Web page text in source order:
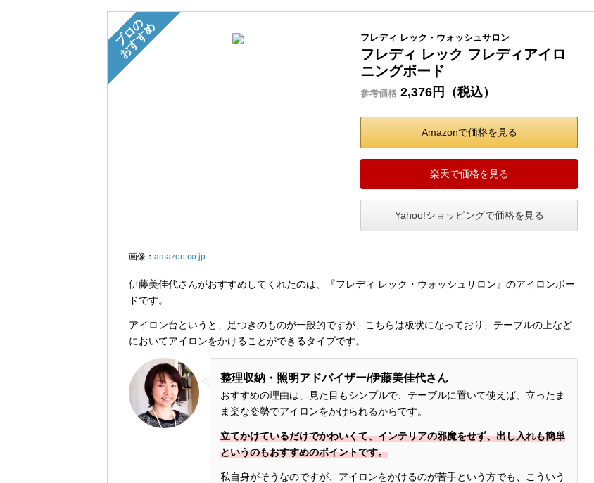
画像： amazon.co.jp
プロの
おすすめ フレディ レック・ウォッシュサロン
フレディ レック フレディアイロ
ニングボード
参考価格 2,376円（税込）
Amazonで価格を見る
楽天で価格を見る
Yahoo!ショッピングで価格を見る
伊藤美佳代さんがおすすめしてくれたのは、『フレディ レック・ウォッシュサロン』のアイロンボー
ドです。
アイロン台というと、足つきのものが一般的ですが、こちらは板状になっており、テーブルの上など
においてアイロンをかけることができるタイプです。
整理収納・照明アドバイザー/伊藤美佳代さん
おすすめの理由は、見た目もシンプルで、テーブルに置いて使えば、立ったま
ま楽な姿勢でアイロンをかけられるからです。
立てかけているだけでかわいくて、インテリアの邪魔をせず、出し入れも簡単
というのもおすすめのポイントです。
私自身がそうなのですが、アイロンをかけるのが苦手という方でも、こういう